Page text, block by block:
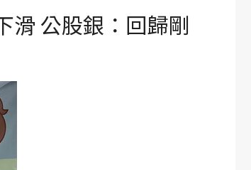
滑 公股銀：回歸剛